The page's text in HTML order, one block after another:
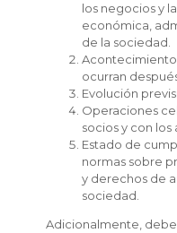
los negocios y
económica,
de la sociedad.
ocurran
Evolución
Operaciones
socios y con los
Estado de
normas sobre
y derechos de
sociedad.
Adicionalmente,